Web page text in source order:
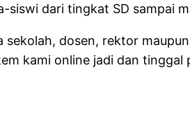
dari tingkat SD sampai
dosen, rektor
kami online jadi dan